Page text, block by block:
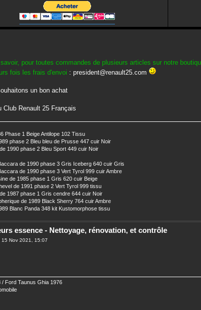
pour toutes commandes de plusieurs articles sur notre
fois les frais d'envoi :president@renault25.com
un bon achat
Club Renault 25 Français
Phase 1 Beige Antilope 102 Tissu
phase 2 Bleu bleu de Prusse 447 cuir Noir
1990 phase 2 Bleu Sport 449 cuir Noir
de 1990 phase 3 Gris Iceberg 640 cuir Gris
de 1990 phase 3 Vert Tyrol 999 cuir Ambre
de 1985 phase 1 Gris 620 cuir Beige
de 1991 phase 2 Vert Tyrol 999 tissu
1987 phase 1 Gris cendre 644 cuir Noir
de 1989 Black Sherry 764 cuir Ambre
Blanc Panda 348 kit Kustomorphose tissu
essence - Nettoyage, rénovation, et contrôle
15 Nov 2021, 15:07
/ Ford Taunus Ghia 1976